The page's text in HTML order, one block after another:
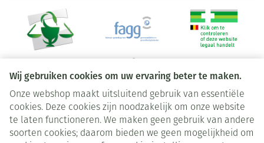
Wij gebruiken cookies om uw ervaring beter te maken.
Onze webshop maakt uitsluitend gebruik van essentiële
cookies. Deze cookies zijn noodzakelijk om onze website
te laten functioneren. We maken geen gebruik van andere
soorten cookies; daarom bieden we geen mogelijkheid om
Juridische links